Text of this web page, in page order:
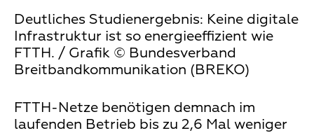
Deutliches Studienergebnis: Keine digitale
Infrastruktur ist so energieeffizient wie
FTTH. / Grafik © Bundesverband
Breitbandkommunikation (BREKO)
FTTH-Netze benötigen demnach im
laufenden Betrieb bis zu 2,6 Mal weniger